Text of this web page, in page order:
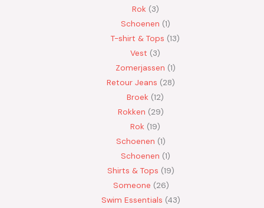
Rok 3
Schoenen 1
T-shirt & Tops 13
Vest
3
Zomerjassen 1
Retour Jeans
28
Broek 12
Rokken
29
Rok 19
Schoenen 1
Schoenen 1
Shirts & Tops 19
Someone 26
Swim Essentials 43